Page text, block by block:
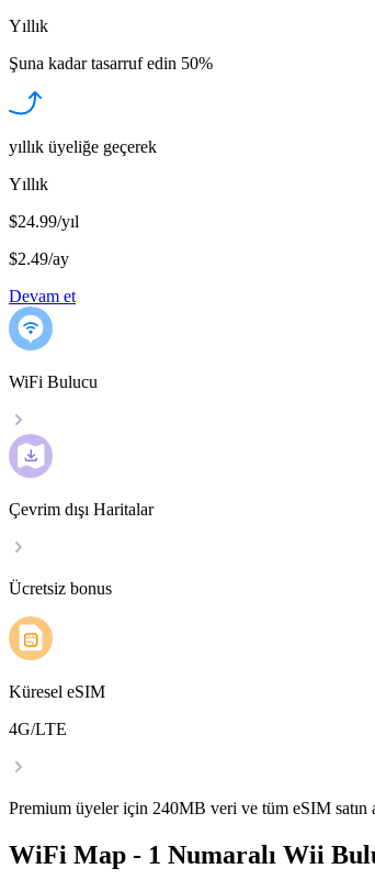
Yıllık
Şuna kadar tasarruf edin 50%
yıllık üyeliğe geçerek
Yıllık
$24.99/yıl
$2.49/ay
Devam et
WiFi Bulucu
Çevrim dışı Haritalar
Ücretsiz bonus
Küresel eSIM
4G/LTE
Premium üyeler için 240MB veri ve tüm eSIM satın
WiFi Map - 1 Numaralı Wii